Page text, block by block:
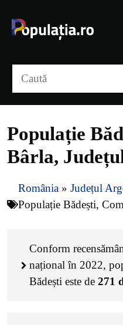
conținut
Populație
Bârla,
România » Județul
Populație Bădești,
Conform
național în 2022,
Bădești este de 271